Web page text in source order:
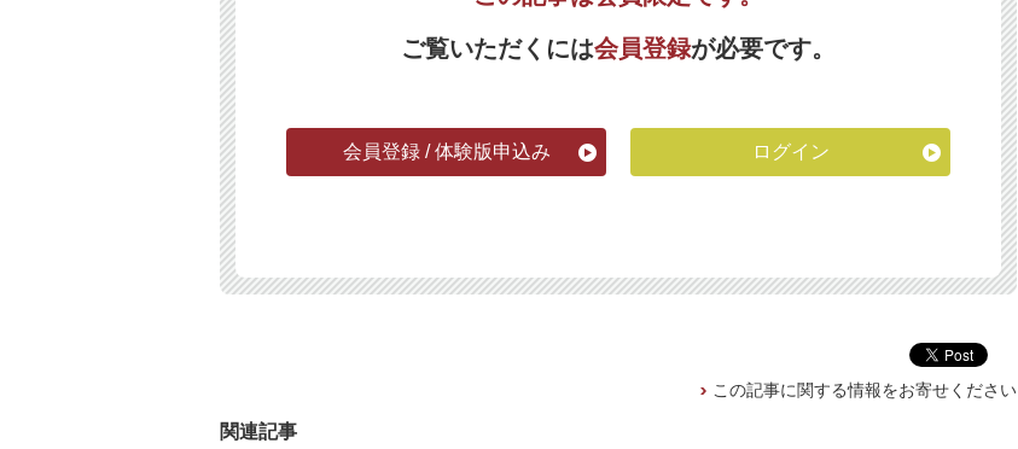
ご覧いただくには会員登録が必要です。
会員登録 / 体験版申込み ログイン
この記事に関する情報をお寄せください
関連記事